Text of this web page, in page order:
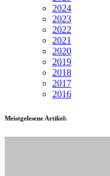
2024
2023
2022
2021
2020
2019
2018
2017
2016
Meistgelesene Artikel: